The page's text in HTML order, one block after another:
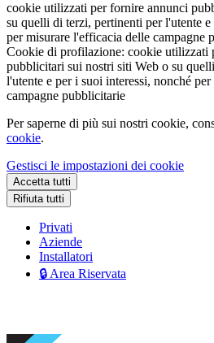
cookie utilizzati per fornire annunci
su quelli di terzi, pertinenti per l'utente
per misurare l'efficacia delle campagne
Cookie di profilazione: cookie utilizzati
pubblicitari sui nostri siti Web o su
l'utente e per i suoi interessi, nonché
campagne pubblicitarie
Per saperne di più sui nostri cookie,
cookie.
Gestisci le impostazioni dei cookie
Accetta tutti
Rifiuta tutti
Privati
Aziende
Installatori
🔒 Area Riservata